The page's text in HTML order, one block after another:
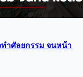
ำศัลยกรรม จนหน้า